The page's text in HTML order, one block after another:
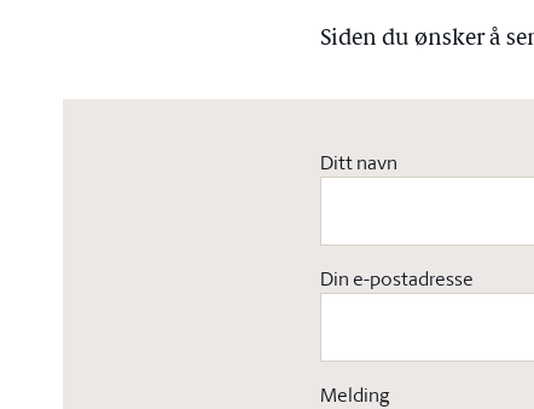
Siden du ønsker å
Ditt navn
Din e-postadresse
Melding